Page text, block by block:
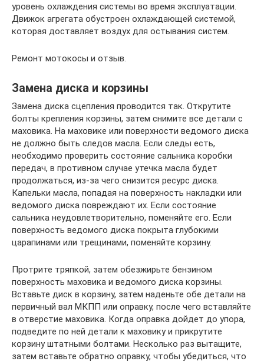
уровень охлаждения системы во время эксплуатации.
Движок агрегата обустроен охлаждающей системой,
которая доставляет воздух для остывания систем.
Ремонт мотокосы и отзыв.
Замена диска и корзины
Замена диска сцепления проводится так. Открутите
болты крепления корзины, затем снимите все детали с
маховика. На маховике или поверхности ведомого диска
не должно быть следов масла. Если следы есть,
необходимо проверить состояние сальника коробки
передач, в противном случае утечка масла будет
продолжаться, из-за чего снизится ресурс диска.
Капельки масла, попадая на поверхность накладки или
ведомого диска повреждают их. Если состояние
сальника неудовлетворительно, поменяйте его. Если
поверхность ведомого диска покрыта глубокими
царапинами или трещинами, поменяйте корзину.
Протрите тряпкой, затем обезжирьте бензином
поверхность маховика и ведомого диска корзины.
Вставьте диск в корзину, затем наденьте обе детали на
первичный вал МКПП или оправку, после чего вставляйте
в отверстие маховика. Когда оправка дойдет до упора,
подведите по ней детали к маховику и прикрутите
корзину штатными болтами. Несколько раз вытащите,
затем вставьте обратно оправку, чтобы убедиться, что